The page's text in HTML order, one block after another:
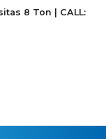
8 Ton | CALL: